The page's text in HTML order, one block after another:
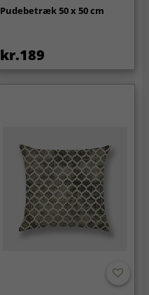
Pudebetræk 50 x 50 cm
kr.189